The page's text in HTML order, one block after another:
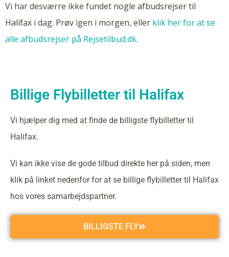
Vi har desværre ikke fundet nogle afbudsrejser til
Halifax i dag. Prøv igen i morgen, eller klik her for at se
alle afbudsrejser på Rejsetilbud.dk.
Billige Flybilletter til Halifax
Vi hjælper dig med at finde de billigste flybilletter til
Halifax.
Vi kan ikke vise de gode tilbud direkte her på siden, men
klik på linket nedenfor for at se billige flybilletter til Halifax
hos vores samarbejdspartner.
BILLIGSTE FLY